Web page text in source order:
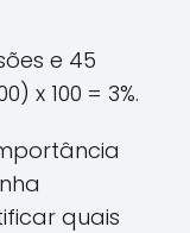
e 45
x 100 = 3%.
quais